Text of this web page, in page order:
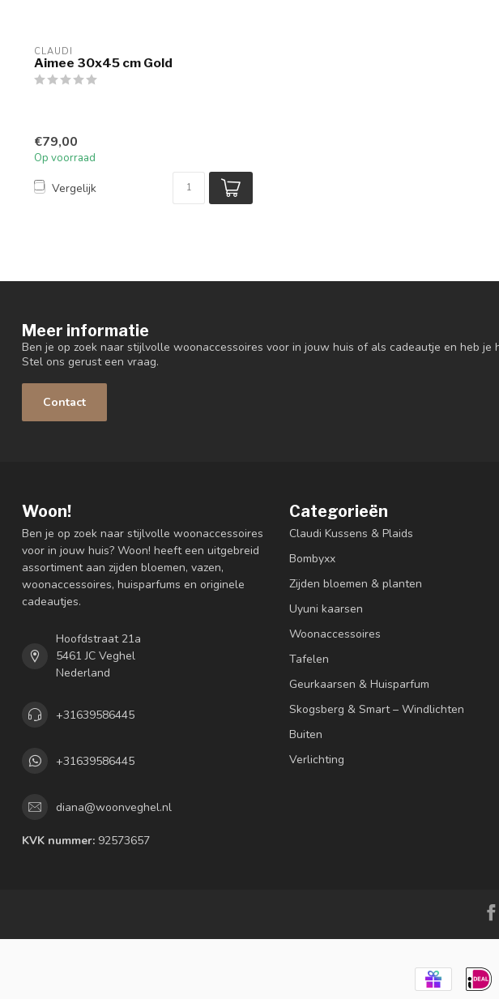
CLAUDI
Aimee 30x45 cm Gold
€79,00
Op voorraad
Vergelijk
Meer informatie
Ben je op zoek naar stijlvolle woonaccessoires voor in jouw huis of als cadeautje en heb je
Stel ons gerust een vraag.
Contact
Woon!
Ben je op zoek naar stijlvolle woonaccessoires
voor in jouw huis? Woon! heeft een uitgebreid
assortiment aan zijden bloemen, vazen,
woonaccessoires, huisparfums en originele
cadeautjes.
Hoofdstraat 21a
5461 JC Veghel
Nederland
+31639586445
+31639586445
diana@woonveghel.nl
KVK nummer: 92573657
Categorieën
Claudi Kussens & Plaids
Bombyxx
Zijden bloemen & planten
Uyuni kaarsen
Woonaccessoires
Tafelen
Geurkaarsen & Huisparfum
Skogsberg & Smart – Windlichten
Buiten
Verlichting